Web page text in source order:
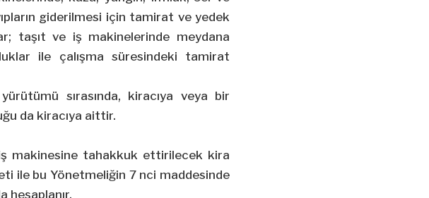
giderilmesi için tamirat ve yedek
taşıt ve iş makinelerinde meydana
ile çalışma süresindeki tamirat
sırasında, kiracıya veya bir
da kiracıya aittir.
makinesine tahakkuk ettirilecek kira
ile bu Yönetmeliğin 7 nci maddesinde
hesaplanır.